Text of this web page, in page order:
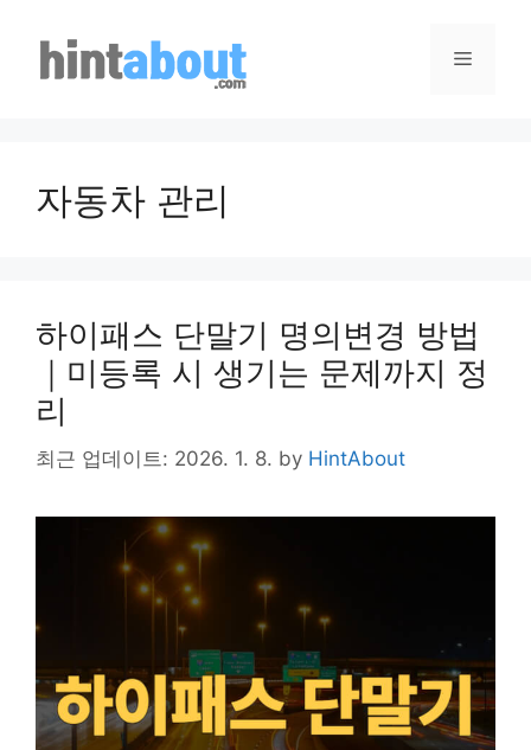
content
Menu
자동차 관리
하이패스 단말기 명의변경 방법
｜미등록 시 생기는 문제까지 정
리
최근 업데이트: 2026. 1. 8. by HintAbout